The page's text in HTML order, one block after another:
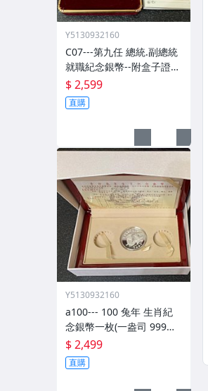
Y5130932160
C07---第九任 總統.副總統
就職紀念銀幣--附盒子證書
(無外紙盒)
$ 2,599
直購
Y5130932160
a100--- 100 兔年 生肖紀
念銀幣一枚(一盎司 999銀)
--附盒子.證書.收據
$ 2,499
直購